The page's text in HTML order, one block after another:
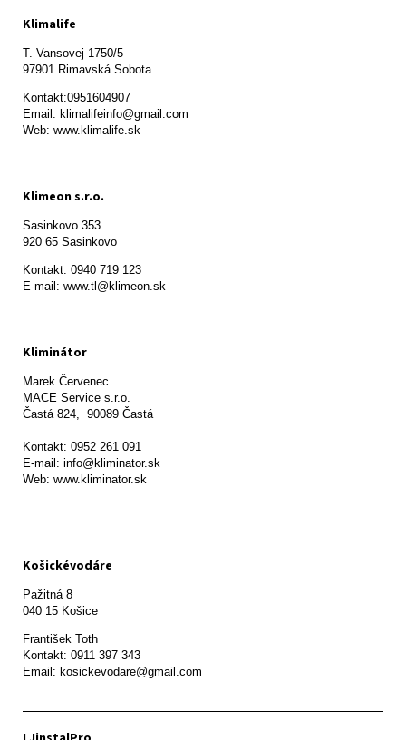
Klimalife
T. Vansovej 1750/5
97901 Rimavská Sobota
Kontakt:0951604907
Email: klimalifeinfo@gmail.com
Web: www.klimalife.sk
Klimeon s.r.o.
Sasinkovo 353
920 65 Sasinkovo
Kontakt: 0940 719 123
E-mail: www.tl@klimeon.sk
Kliminátor
Marek Červenec
MACE Service s.r.o.
Častá 824,  90089 Častá
Kontakt: 0952 261 091
E-mail: info@kliminator.sk
Web: www.kliminator.sk
Košickévodáre
Pažitná 8
František Toth
Kontakt: 0911 397 343
Email: kosickevodare@gmail.com